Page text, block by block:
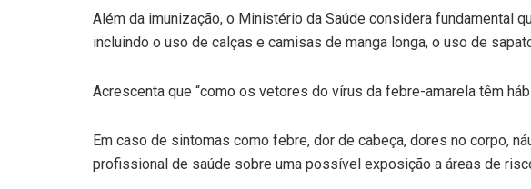
Além da imunização, o Ministério da Saúde considera fundamental
incluindo o uso de calças e camisas de manga longa, o uso de
Acrescenta que “como os vetores do vírus da febre-amarela têm
Em caso de sintomas como febre, dor de cabeça, dores no corpo,
profissional de saúde sobre uma possível exposição a áreas de